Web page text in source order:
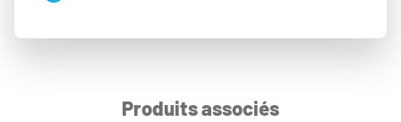
Produits associés